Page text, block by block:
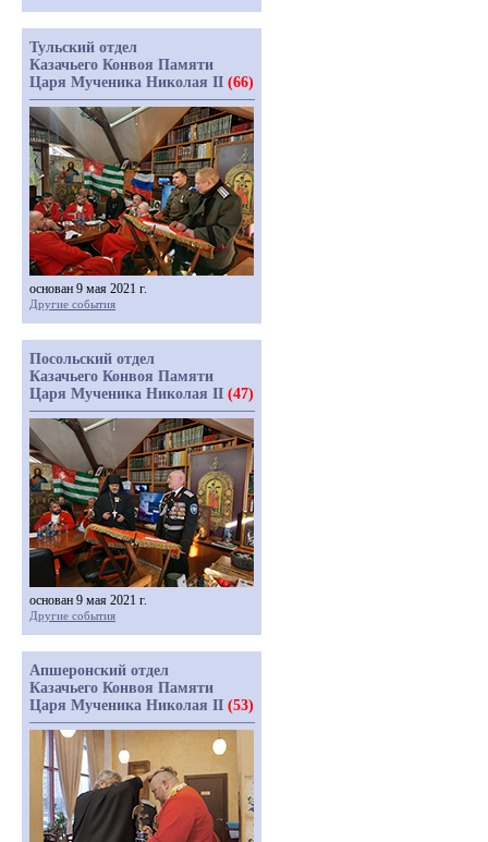
Тульский отдел
Казачьего Конвоя Памяти
Царя Мученика Николая II (66)
основан 9 мая 2021 г.
Другие события
Посольский отдел
Казачьего Конвоя Памяти
Царя Мученика Николая II (47)
основан 9 мая 2021 г.
Другие события
Апшеронский отдел
Казачьего Конвоя Памяти
Царя Мученика Николая II (53)